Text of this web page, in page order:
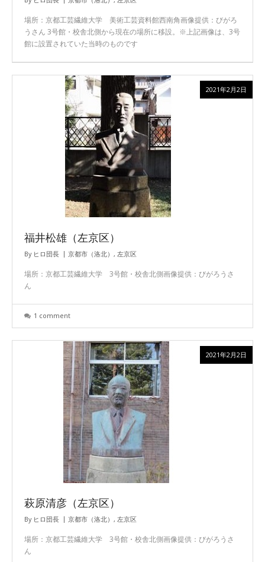
場所：京都工芸繊維大学 美術工芸資料館西南角画像提供：びがろ
うさん 3号館・校舎北側から現在の場所に移設。※上記画像は、3号
館に設置されていた当時のものです
福井松雄（左京区）
By ヒロ団長 京都市（洛北） , 左京区
場所：京都工芸繊維大学 3号館・校舎北側画像提供：びがろうさ
ん
2021年2月2日
1 comment
萩原清彦（左京区）
By ヒロ団長 京都市（洛北） , 左京区
場所：京都工芸繊維大学 3号館・校舎北側画像提供：びがろうさ
ん
2021年2月2日